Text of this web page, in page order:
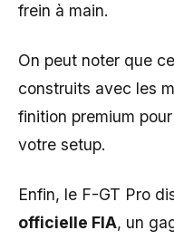
frein à main.
On peut noter que
construits avec les
finition premium
votre setup.
Enfin, le F-GT Pro
officielle FIA, un